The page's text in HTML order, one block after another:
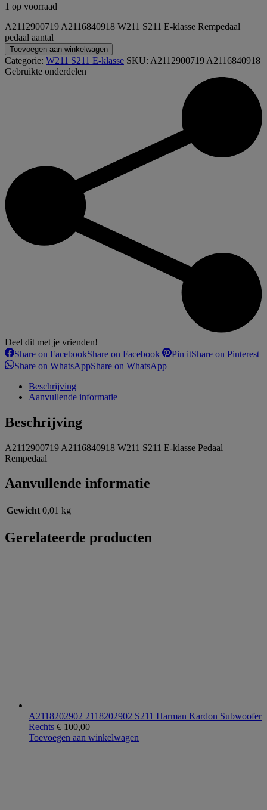
1 op voorraad
A2112900719 A2116840918 W211 S211 E-klasse Rempedaal
pedaal aantal
Toevoegen aan winkelwagen
Categorie: W211 S211 E-klasse SKU: A2112900719 A2116840918
Gebruikte onderdelen
Deel dit met je vrienden!
Share on FacebookShare on Facebook Pin itShare on Pinterest
Share on WhatsAppShare on WhatsApp
Beschrijving
Aanvullende informatie
Beschrijving
A2112900719 A2116840918 W211 S211 E-klasse Pedaal
Rempedaal
Aanvullende informatie
Gewicht 0,01 kg
Gerelateerde producten
A2118202902 2118202902 S211 Harman Kardon Subwoofer
Rechts € 100,00
Toevoegen aan winkelwagen